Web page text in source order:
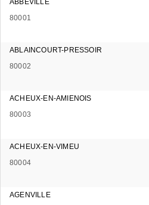
80001
ABLAINCOURT-PRESSOIR
80002
ACHEUX-EN-AMIENOIS
80003
ACHEUX-EN-VIMEU
80004
AGENVILLE